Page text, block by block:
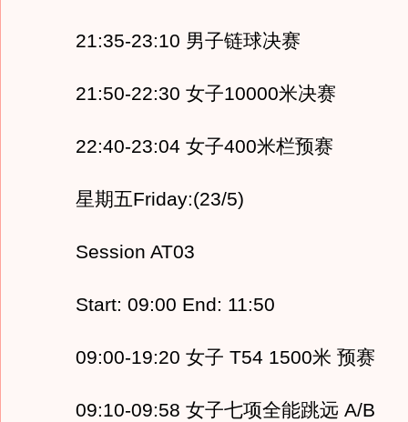
21:35-23:10 男子链球决赛
21:50-22:30 女子10000米决赛
22:40-23:04 女子400米栏预赛
星期五Friday:(23/5)
Session AT03
Start: 09:00 End: 11:50
09:00-19:20 女子 T54 1500米 预赛
09:10-09:58 女子七项全能跳远 A/B